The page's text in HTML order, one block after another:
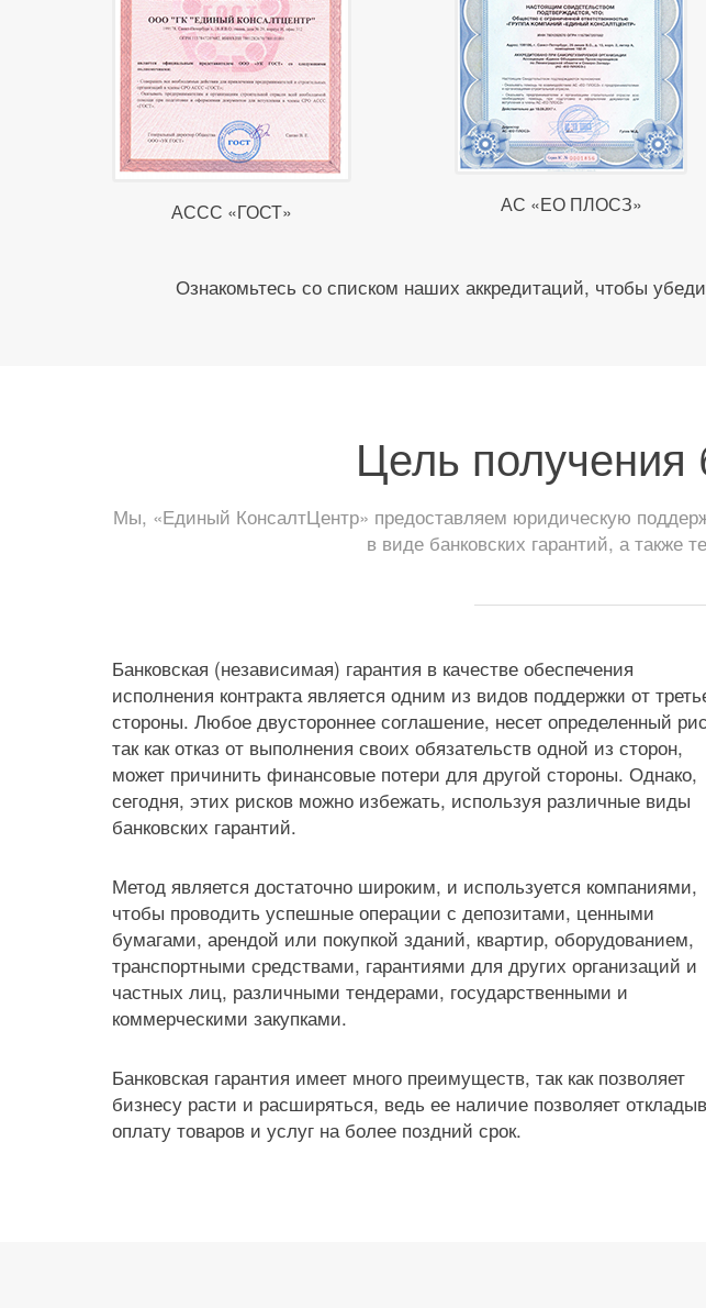
АССС «ГОСТ» АС «ЕО ПЛОСЗ»
Ознакомьтесь со списком наших аккредитаций, чтобы
Цель получения
Мы, «Единый КонсалтЦентр» предоставляем юридическую
в виде банковских гарантий, а также
Банковская (независимая) гарантия в качестве обеспечения
исполнения контракта является одним из видов поддержки от
стороны. Любое двустороннее соглашение, несет определенный
так как отказ от выполнения своих обязательств одной из сторон,
может причинить финансовые потери для другой стороны. Однако,
сегодня, этих рисков можно избежать, используя различные виды
банковских гарантий.
Метод является достаточно широким, и используется компаниями,
чтобы проводить успешные операции с депозитами, ценными
бумагами, арендой или покупкой зданий, квартир, оборудованием,
транспортными средствами, гарантиями для других организаций и
частных лиц, различными тендерами, государственными и
коммерческими закупками.
Банковская гарантия имеет много преимуществ, так как позволяет
бизнесу расти и расширяться, ведь ее наличие позволяет
оплату товаров и услуг на более поздний срок.